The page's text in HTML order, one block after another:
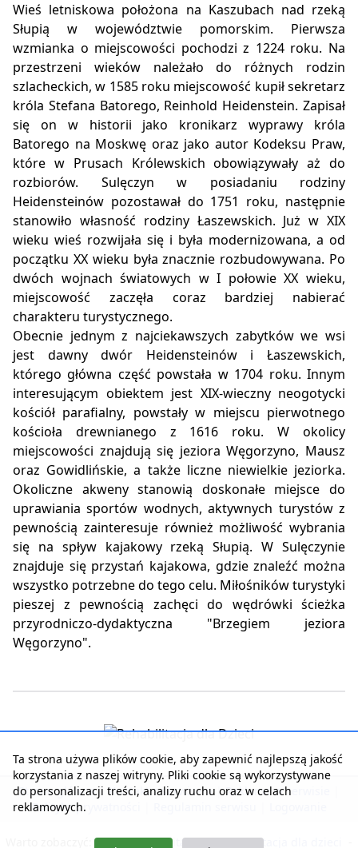
Wieś letniskowa położona na Kaszubach nad rzeką
Słupią w województwie pomorskim. Pierwsza
wzmianka o miejscowości pochodzi z 1224 roku. Na
przestrzeni wieków należało do różnych rodzin
szlacheckich, w 1585 roku miejscowość kupił sekretarz
króla Stefana Batorego, Reinhold Heidenstein. Zapisał
się on w historii jako kronikarz wyprawy króla
Batorego na Moskwę oraz jako autor Kodeksu Praw,
które w Prusach Królewskich obowiązywały aż do
rozbiorów. Sulęczyn w posiadaniu rodziny
Heidensteinów pozostawał do 1751 roku, następnie
stanowiło własność rodziny Łaszewskich. Już w XIX
wieku wieś rozwijała się i była modernizowana, a od
początku XX wieku była znacznie rozbudowywana. Po
dwóch wojnach światowych w I połowie XX wieku,
miejscowość zaczęła coraz bardziej nabierać
charakteru turystycznego.
Obecnie jednym z najciekawszych zabytków we wsi
jest dawny dwór Heidensteinów i Łaszewskich,
którego główna część powstała w 1704 roku. Innym
interesującym obiektem jest XIX-wieczny neogotycki
kościół parafialny, powstały w miejscu pierwotnego
kościoła drewnianego z 1616 roku. W okolicy
miejscowości znajdują się jeziora Węgorzyno, Mausz
oraz Gowidlińskie, a także liczne niewielkie jeziorka.
Okoliczne akweny stanowią doskonałe miejsce do
uprawiania sportów wodnych, aktywnych turystów z
pewnością zainteresuje również możliwość wybrania
się na spływ kajakowy rzeką Słupią. W Sulęczynie
znajduje się przystań kajakowa, gdzie znaleźć można
wszystko potrzebne do tego celu. Miłośników turystyki
pieszej z pewnością zachęci do wędrówki ścieżka
przyrodniczo-dydaktyczna "Brzegiem jeziora
Węgorzyno".
Strona główna | Kontakt z serwisem | Reklama w serwisie
Polityka prywatności
Warto zobaczyć: Nasza rehabilitacja - Rehabilitacja dla dzieci
Ta strona używa plików cookie, aby zapewnić najlepszą jakość
korzystania z naszej witryny. Pliki cookie są wykorzystywane
do personalizacji treści, analizy ruchu oraz w celach
reklamowych.